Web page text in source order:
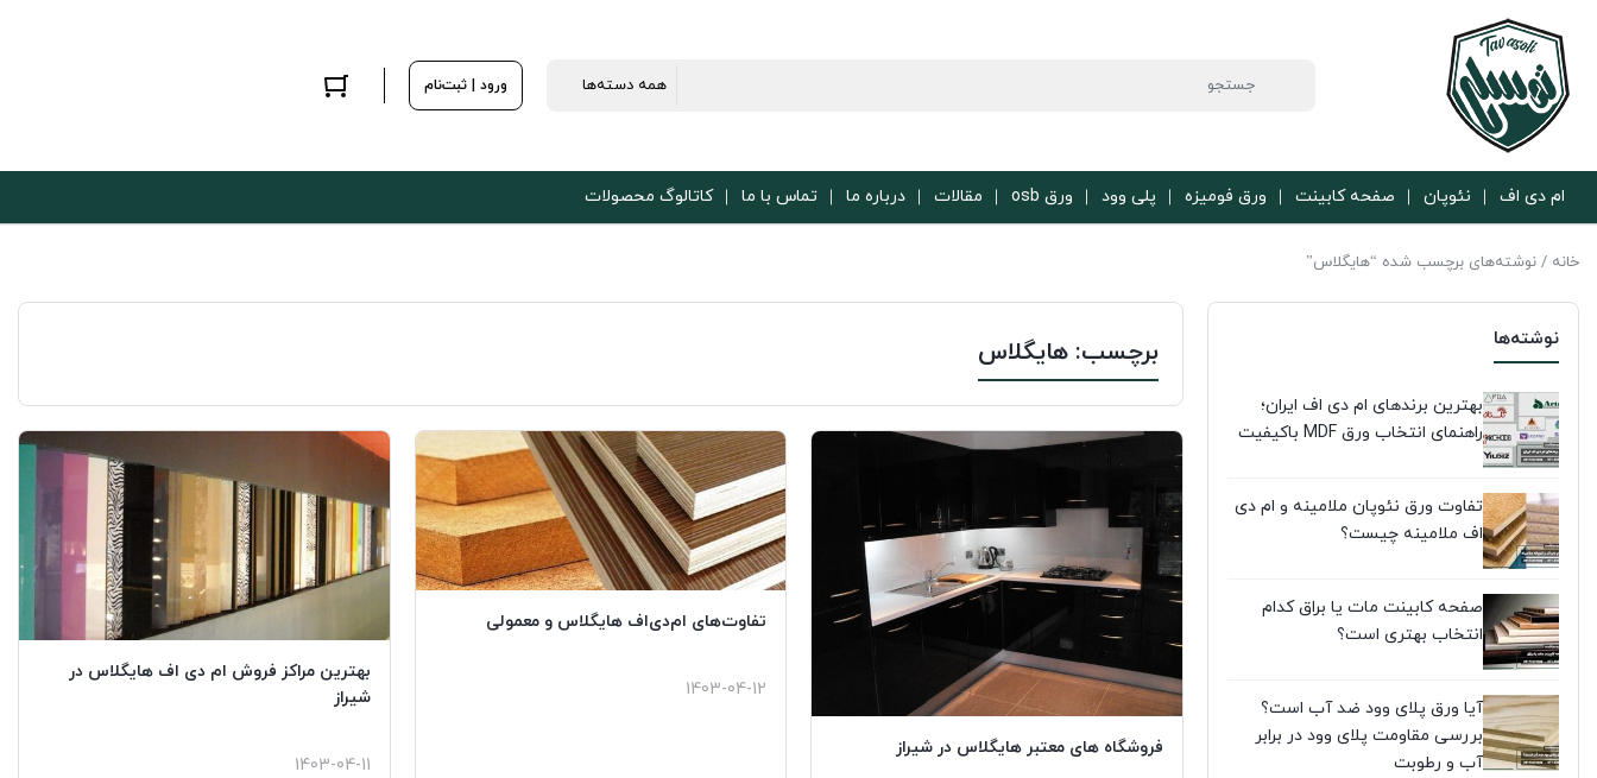
ورود | ثبت‌نام
ام دی اف نئوپان صفحه کابینت ورق فومیزه پلی وود ورق osb مقالات درباره ما تماس با ما کاتالوگ محصولات
خانه / نوشته‌های برچسب شده “هایگلاس”
نوشته‌ها
بهترین برندهای ام دی اف ایران؛
راهنمای انتخاب ورق MDF باکیفیت
تفاوت ورق نئوپان ملامینه و ام دی
اف ملامینه چیست؟
صفحه کابینت مات یا براق کدام
انتخاب بهتری است؟
آیا ورق پلای وود ضد آب است؟
بررسی مقاومت پلای وود در برابر
آب و رطوبت
برچسب:هایگلاس
فروشگاه های معتبر هایگلاس در شیراز
تفاوت‌های ام‌دی‌اف هایگلاس و معمولی
1403-04-12
بهترین مراکز فروش ام دی اف هایگلاس در
شیراز
1403-04-11